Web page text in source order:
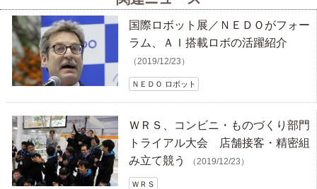
国際ロボット展／ＮＥＤＯがフォー
ラム、ＡＩ搭載ロボの活躍紹介
（2019/12/23）
ＮＥＤＯ ロボット
ＷＲＳ、コンビニ・ものづくり部門
トライアル大会 店舗接客・精密組
み立て競う
（2019/12/23）
ＷＲＳ